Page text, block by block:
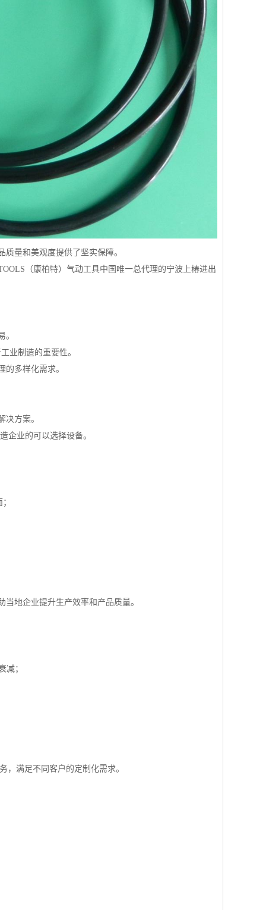
量和美观度提供了坚实保障。
（康柏特）气动工具中国唯一总代理的宁波上椿进出
。
业制造的重要性。
多样化需求。
方案。
企业的可以选择设备。
地企业提升生产效率和产品质量。
减；
，满足不同客户的定制化需求。